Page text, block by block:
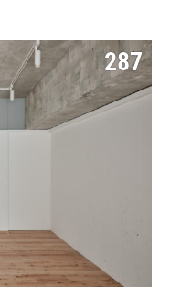
287